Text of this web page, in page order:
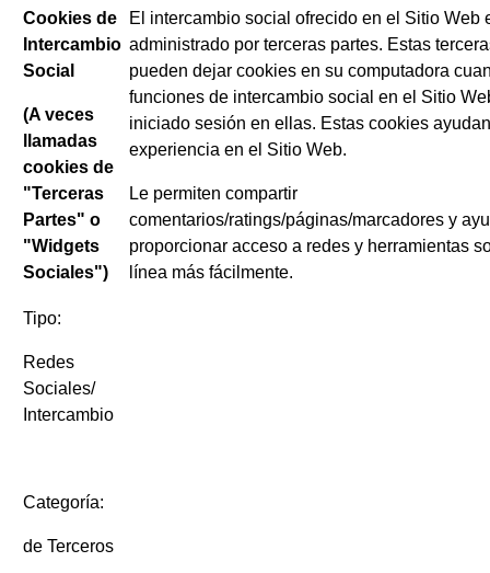
Cookies de
Intercambio
Social
(A veces
llamadas
cookies de
"Terceras
Partes" o
"Widgets
Sociales")
El intercambio social ofrecido en el Sitio Web
administrado por terceras partes. Estas
pueden dejar cookies en su computadora
funciones de intercambio social en el Sitio
iniciado sesión en ellas. Estas cookies
experiencia en el Sitio Web.
Le permiten compartir
comentarios/ratings/páginas/marcadores y
proporcionar acceso a redes y herramientas
línea más fácilmente.
Tipo:
Redes
Sociales/
Intercambio
Categoría:
de Terceros